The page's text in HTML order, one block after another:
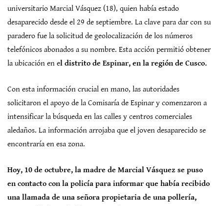
universitario Marcial Vásquez (18), quien había estado
desaparecido desde el 29 de septiembre. La clave para dar con su
paradero fue la solicitud de geolocalización de los números
telefónicos abonados a su nombre. Esta acción permitió obtener
la ubicación en el distrito de Espinar, en la región de Cusco.
Con esta información crucial en mano, las autoridades
solicitaron el apoyo de la Comisaría de Espinar y comenzaron a
intensificar la búsqueda en las calles y centros comerciales
aledaños. La información arrojaba que el joven desaparecido se
encontraría en esa zona.
Hoy, 10 de octubre, la madre de Marcial Vásquez se puso
en contacto con la policía para informar que había recibido
una llamada de una señora propietaria de una pollería,